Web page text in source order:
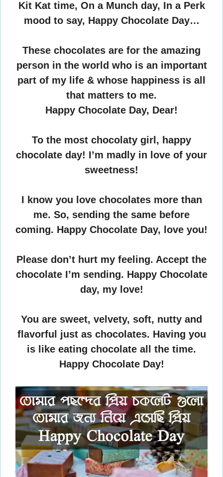
Kit Kat time, On a Munch day, In a Perk
mood to say, Happy Chocolate Day…
These chocolates are for the amazing
person in the world who is an important
part of my life & whose happiness is all
that matters to me.
Happy Chocolate Day, Dear!
To the most chocolaty girl, happy
chocolate day! I’m madly in love of your
sweetness!
I know you love chocolates more than
me. So, sending the same before
coming. Happy Chocolate Day, love you!
Please don’t hurt my feeling. Accept the
chocolate I’m sending. Happy Chocolate
day, my love!
You are sweet, velvety, soft, nutty and
flavorful just as chocolates. Having you
is like eating chocolate all the time.
Happy Chocolate Day!